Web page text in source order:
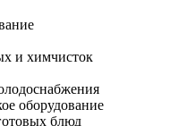
и химчисток
оборудование
блюд